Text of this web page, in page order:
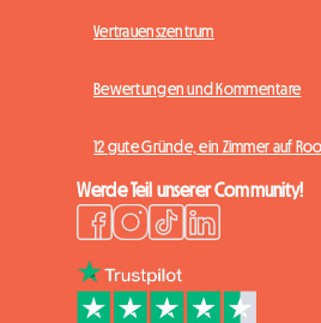
Vertrauenszentrum
Bewertungen und Kommentare
12 gute Gründe, ein Zimmer auf
Werde Teil unserer Community!